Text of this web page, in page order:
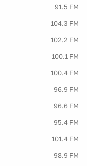
91.5 FM
104.3 FM
102.2 FM
100.1 FM
100.4 FM
96.9 FM
96.6 FM
95.4 FM
101.4 FM
98.9 FM